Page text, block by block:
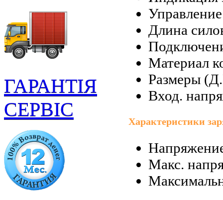
Длина
Материал
Размеры
Вход.
Характеристики
Макс.
ГАРАНТІЯ
СЕРВІС